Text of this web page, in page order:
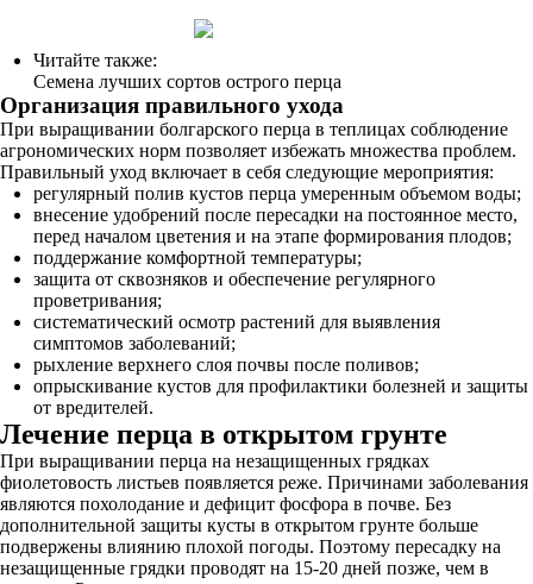
Читайте также:
Семена лучших сортов острого перца
Организация правильного ухода
При выращивании болгарского перца в теплицах соблюдение
агрономических норм позволяет избежать множества проблем.
Правильный уход включает в себя следующие мероприятия:
регулярный полив кустов перца умеренным объемом воды;
внесение удобрений после пересадки на постоянное место,
перед началом цветения и на этапе формирования плодов;
поддержание комфортной температуры;
защита от сквозняков и обеспечение регулярного
проветривания;
систематический осмотр растений для выявления
симптомов заболеваний;
рыхление верхнего слоя почвы после поливов;
опрыскивание кустов для профилактики болезней и защиты
от вредителей.
Лечение перца в открытом грунте
При выращивании перца на незащищенных грядках
фиолетовость листьев появляется реже. Причинами заболевания
являются похолодание и дефицит фосфора в почве. Без
дополнительной защиты кусты в открытом грунте больше
подвержены влиянию плохой погоды. Поэтому пересадку на
незащищенные грядки проводят на 15-20 дней позже, чем в